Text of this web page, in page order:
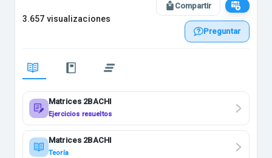
3.657 visualizaciones
Compartir
Preguntar
Matrices 2BACHI
Ejercicios resueltos
Matrices 2BACHI
Teoría